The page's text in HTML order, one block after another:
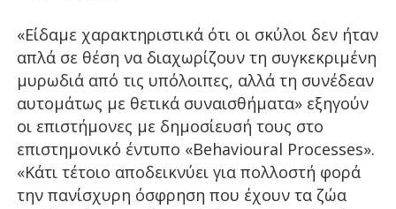
«Είδαμε χαρακτηριστικά ότι οι σκύλοι δεν ήταν
απλά σε θέση να διαχωρίζουν τη συγκεκριμένη
μυρωδιά από τις υπόλοιπες, αλλά τη συνέδεαν
αυτομάτως με θετικά συναισθήματα» εξηγούν
οι επιστήμονες με δημοσίευσή τους στο
επιστημονικό έντυπο «Behavioural Processes».
«Κάτι τέτοιο αποδεικνύει για πολλοστή φορά
την πανίσχυρη όσφρηση που έχουν τα ζώα